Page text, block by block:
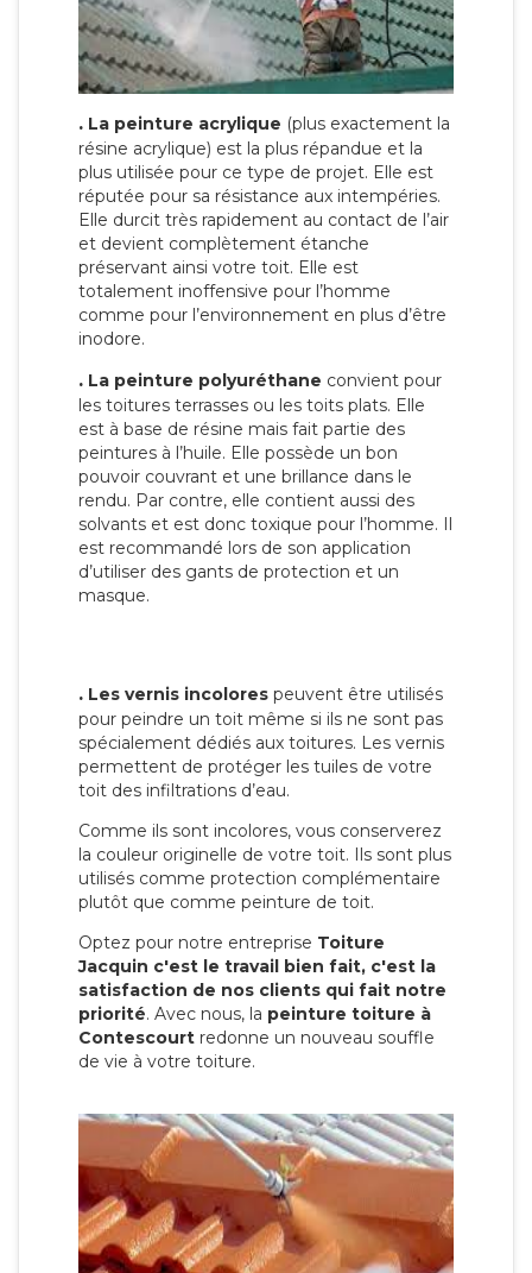
. La peinture acrylique (plus exactement la
résine acrylique) est la plus répandue et la
plus utilisée pour ce type de projet. Elle est
réputée pour sa résistance aux intempéries.
Elle durcit très rapidement au contact de l’air
et devient complètement étanche
préservant ainsi votre toit. Elle est
totalement inoffensive pour l’homme
comme pour l’environnement en plus d’être
inodore.
. La peinture polyuréthane convient pour
les toitures terrasses ou les toits plats. Elle
est à base de résine mais fait partie des
peintures à l’huile. Elle possède un bon
pouvoir couvrant et une brillance dans le
rendu. Par contre, elle contient aussi des
solvants et est donc toxique pour l’homme. Il
est recommandé lors de son application
d’utiliser des gants de protection et un
masque.
. Les vernis incolores peuvent être utilisés
pour peindre un toit même si ils ne sont pas
spécialement dédiés aux toitures. Les vernis
permettent de protéger les tuiles de votre
toit des infiltrations d’eau.
Comme ils sont incolores, vous conserverez
la couleur originelle de votre toit. Ils sont plus
utilisés comme protection complémentaire
plutôt que comme peinture de toit.
Optez pour notre entreprise Toiture
Jacquin c'est le travail bien fait, c'est la
satisfaction de nos clients qui fait notre
priorité. Avec nous, la peinture toiture à
Contescourt redonne un nouveau souffle
de vie à votre toiture.